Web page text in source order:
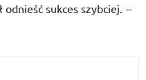
odnieść sukces szybciej. –